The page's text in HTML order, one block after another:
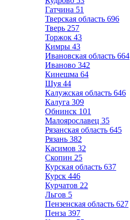
Гатчина 51
Тверская область 696
Тверь 257
Торжок 43
Кимры 43
Ивановская область 664
Иваново 342
Кинешма 64
Шуя 44
Калужская область 646
Калуга 309
Обнинск 101
Малоярославец 35
Рязанская область 645
Рязань 382
Касимов 32
Скопин 25
Курская область 637
Курск 446
Курчатов 22
Льгов 5
Пензенская область 627
Пенза 397